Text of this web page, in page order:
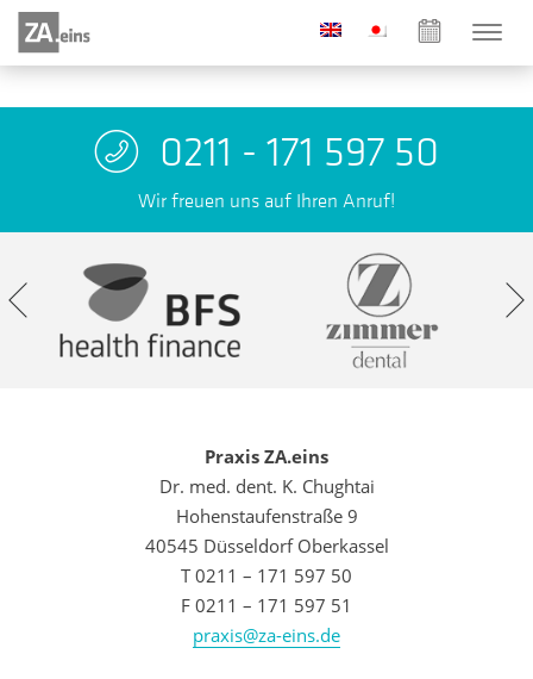
0211 - 171 597 50
Wir freuen uns auf Ihren Anruf!
Praxis ZA.eins
Dr. med. dent. K. Chughtai
Hohenstaufenstraße 9
40545 Düsseldorf Oberkassel
T 0211 – 171 597 50
F 0211 – 171 597 51
praxis@za-eins.de